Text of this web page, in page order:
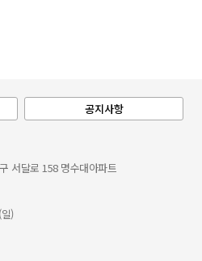
공지사항
서달로 158 명수대아파트
)